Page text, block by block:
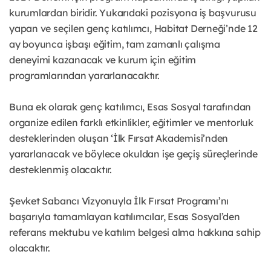
kurumlardan biridir. Yukarıdaki pozisyona iş başvurusu
yapan ve seçilen genç katılımcı, Habitat Derneği’nde 12
ay boyunca işbaşı eğitim, tam zamanlı çalışma
deneyimi kazanacak ve kurum için eğitim
programlarından yararlanacaktır.
Buna ek olarak genç katılımcı, Esas Sosyal tarafından
organize edilen farklı etkinlikler, eğitimler ve mentorluk
desteklerinden oluşan ‘İlk Fırsat Akademisi’nden
yararlanacak ve böylece okuldan işe geçiş süreçlerinde
desteklenmiş olacaktır.
Şevket Sabancı Vizyonuyla İlk Fırsat Programı’nı
başarıyla tamamlayan katılımcılar, Esas Sosyal’den
referans mektubu ve katılım belgesi alma hakkına sahip
olacaktır.